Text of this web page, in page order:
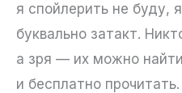
я спойлерить не буду,
буквально затакт.
а зря — их можно
и бесплатно прочитать.